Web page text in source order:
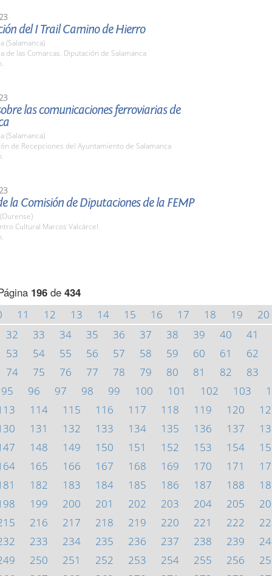
del I Trail Camino de Hierro
(Salamanca)
de las Comarcas. Diputación de Salamanca
las comunicaciones ferroviarias de
(Salamanca)
de Recepciones del Ayuntamiento de Salamanca
la Comisión de Diputaciones de la FEMP
Cultural Marcos Valcárcel
196de 434
11 12 13 14 15 16 17 18 19
20
32
33 34 35 36 37 38 39 40
41
53
54 55 56 57 58 59 60 61
62
74
75 76 77 78 79 80 81 82
83
95
96 97 98 99 100 101 102 103
114 115 116 117 118 119 120
131 132 133 134 135 136 137
148 149 150 151 152 153 154
165 166 167 168 169 170 171
182 183 184 185 186 187 188
199 200 201 202 203 204 205
216 217 218 219 220 221 222
233 234 235 236 237 238 239
250 251 252 253 254 255 256